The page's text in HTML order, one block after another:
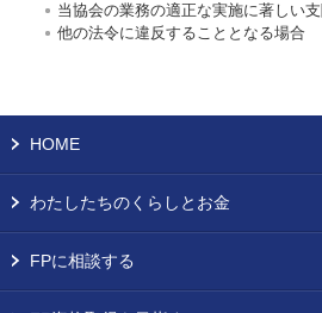
当協会の業務の適正な実施に著しい
他の法令に違反することとなる場合
HOME
わたしたちのくらしとお金
FPに相談する